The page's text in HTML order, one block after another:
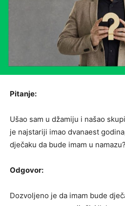
Pitanje:
Ušao sam u džamiju i našao
je najstariji imao dvanaest
dječaku da bude imam u namazu?
Odgovor:
Dozvoljeno je da imam bude